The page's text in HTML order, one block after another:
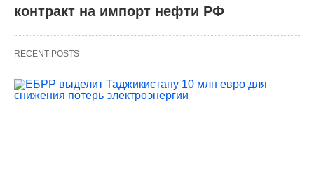
контракт на импорт нефти РФ
RECENT POSTS